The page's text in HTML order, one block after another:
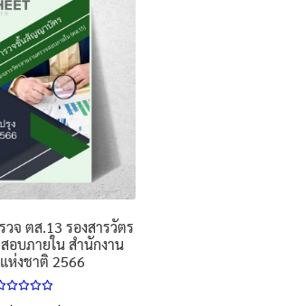
จ ตส.13 รองสารวัตร
อบภายใน สำนักงาน
ห่งชาติ 2566